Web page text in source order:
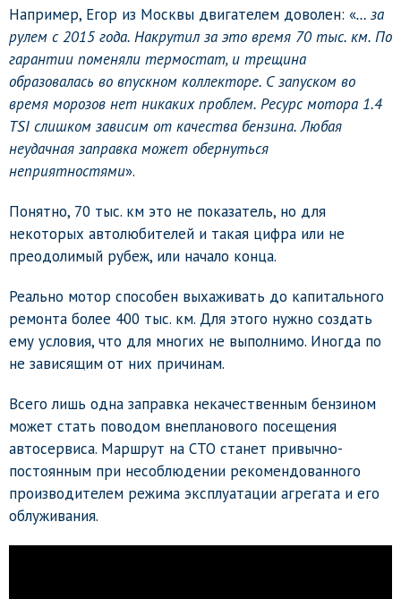
Например, Егор из Москвы двигателем доволен: «… за
рулем с 2015 года. Накрутил за это время 70 тыс. км. По
гарантии поменяли термостат, и трещина
образовалась во впускном коллекторе. С запуском во
время морозов нет никаких проблем. Ресурс мотора 1.4
TSI слишком зависим от качества бензина. Любая
неудачная заправка может обернуться
неприятностями».
Понятно, 70 тыс. км это не показатель, но для
некоторых автолюбителей и такая цифра или не
преодолимый рубеж, или начало конца.
Реально мотор способен выхаживать до капитального
ремонта более 400 тыс. км. Для этого нужно создать
ему условия, что для многих не выполнимо. Иногда по
не зависящим от них причинам.
Всего лишь одна заправка некачественным бензином
может стать поводом внепланового посещения
автосервиса. Маршрут на СТО станет привычно-
постоянным при несоблюдении рекомендованного
производителем режима эксплуатации агрегата и его
облуживания.